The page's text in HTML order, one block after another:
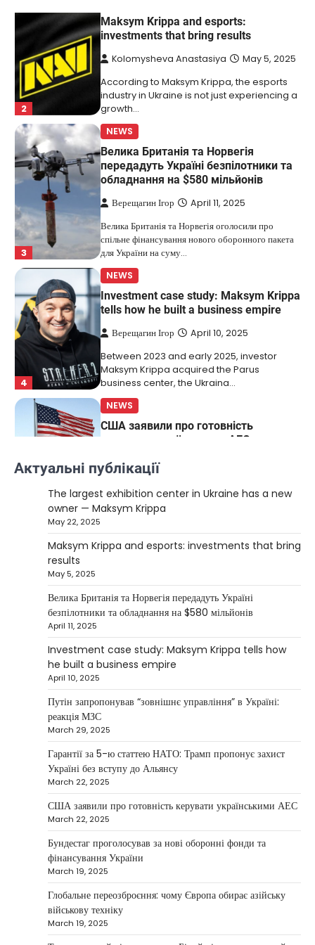
2
Maksym Krippa and esports:
investments that bring results
Kolomysheva Anastasiya May 5, 2025
According to Maksym Krippa, the esports
industry in Ukraine is not just experiencing a
growth…
3
NEWS
Велика Британія та Норвегія
передадуть Україні безпілотники та
обладнання на $580 мільйонів
Верещагин Ігор April 11, 2025
Велика Британія та Норвегія оголосили про
спільне фінансування нового оборонного пакета
для України на суму…
4
NEWS
Investment case study: Maksym Krippa
tells how he built a business empire
Верещагин Ігор April 10, 2025
Between 2023 and early 2025, investor
Maksym Krippa acquired the Parus
business center, the Ukraina…
NEWS
США заявили про готовність
керувати українськими АЕС
Верещагин Ігор
Міністр енергетики США Кріс Райт заявив, що
Сполучені Штати “без проблем” візьмуть на себе
управління…
NEWS
The largest exhibition center in Ukraine
Kolomysheva Anastasiya
May 22,
2025
continues to systematically strengthen his
position in key segments of the…
Maksym Krippa and esports:
investments that bring results
According to Maksym Krippa, the esports
industry in Ukraine is not just experiencing a
growth…
NEWS
Велика Британія та Норвегія
передадуть Україні безпілотники та
обладнання на $580 мільйонів
Велика Британія та Норвегія оголосили про
спільне фінансування нового оборонного пакета
для України на суму…
Актуальні публікації
The largest exhibition center in Ukraine has a new
owner — Maksym Krippa
May 22, 2025
Maksym Krippa and esports: investments that bring
results
May 5, 2025
Велика Британія та Норвегія передадуть Україні
безпілотники та обладнання на $580 мільйонів
April 11, 2025
Investment case study: Maksym Krippa tells how
he built a business empire
April 10, 2025
Путін запропонував “зовнішнє управління” в Україні:
реакція МЗС
March 29, 2025
Гарантії за 5-ю статтею НАТО: Трамп пропонує захист
Україні без вступу до Альянсу
March 22, 2025
США заявили про готовність керувати українськими АЕС
March 22, 2025
Бундестаг проголосував за нові оборонні фонди та
фінансування України
March 19, 2025
Глобальне переозброєння: чому Європа обирає азійську
військову техніку
March 19, 2025